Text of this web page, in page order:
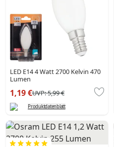
LED E14 4 Watt 2700 Kelvin 470
Lumen
1,19 €UVP:5,99 €
Produktdatenblatt